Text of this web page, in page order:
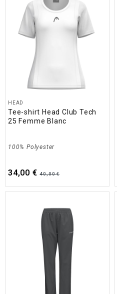
HEAD
Tee-shirt Head Club Tech
25 Femme Blanc
100% Polyester
34,00 € 40,00 €